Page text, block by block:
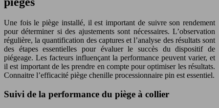
Une fois le piège installé, il est important de suivre son rendement
pour déterminer si des ajustements sont nécessaires. L’observation
régulière, la quantification des captures et l’analyse des résultats sont
des étapes essentielles pour évaluer le succès du dispositif de
piégeage. Les facteurs influençant la performance peuvent varier, et
il est important de les prendre en compte pour optimiser les résultats.
Connaitre l’efficacité piège chenille processionnaire pin est essentiel.
Suivi de la performance du piège à collier